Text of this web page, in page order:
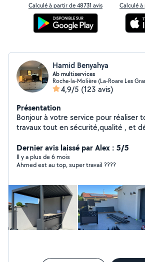
Calculé à partir de 48731 avis Calculé
Hamid Benyahya
Ab multiservices
Roche-la-Molière (La-Roare Les
4,9/5 (123 avis)
Présentation
Bonjour à votre service pour réaliser
travaux tout en sécurité,qualité , et
neuf. Volet roulant ( manuel, ou
(urgence, changement,etc) Plomberie
(urgences,sanitaire bouché) Montage
(rideaux ,étagère ..) Électroménager
linge ( dépannage,petit ou gros)
Tonte pelouse , arbuste.
Désencombrement vide cave
électroménager . Pose parquet
Dernier avis laissé par Alex : 5/5
Il y a plus de 6 mois
Ahmed est au top, super travail ????